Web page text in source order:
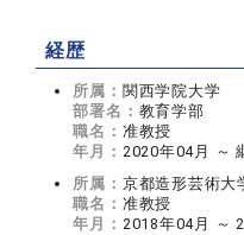
経歴
所属： 関西学院大学
部署名： 教育学部
職名： 准教授
年月： 2020年04月 ～
所属： 京都造形芸術大
職名： 准教授
年月： 2018年04月 ～